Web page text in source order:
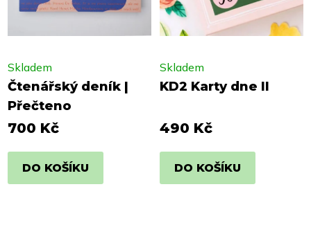
Čtenářský deník |
Přečteno
Skladem
700 Kč
DO KOŠÍKU
KD2 Karty dne II
Skladem
490 Kč
DO KOŠÍKU